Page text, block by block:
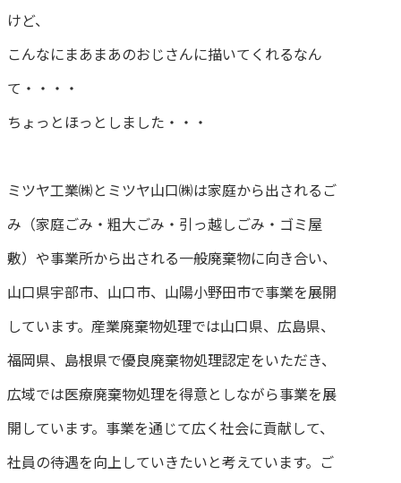
けど、
こんなにまあまあのおじさんに描いてくれるなん
て・・・・
ちょっとほっとしました・・・
ミツヤ工業㈱とミツヤ山口㈱は家庭から出されるご
み（家庭ごみ・粗大ごみ・引っ越しごみ・ゴミ屋
敷）や事業所から出される一般廃棄物に向き合い、
山口県宇部市、山口市、山陽小野田市で事業を展開
しています。産業廃棄物処理では山口県、広島県、
福岡県、島根県で優良廃棄物処理認定をいただき、
広域では医療廃棄物処理を得意としながら事業を展
開しています。事業を通じて広く社会に貢献して、
社員の待遇を向上していきたいと考えています。ご